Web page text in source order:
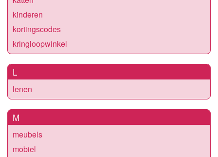
kinderen
kortingscodes
kringloopwinkel
L
lenen
M
meubels
mobiel